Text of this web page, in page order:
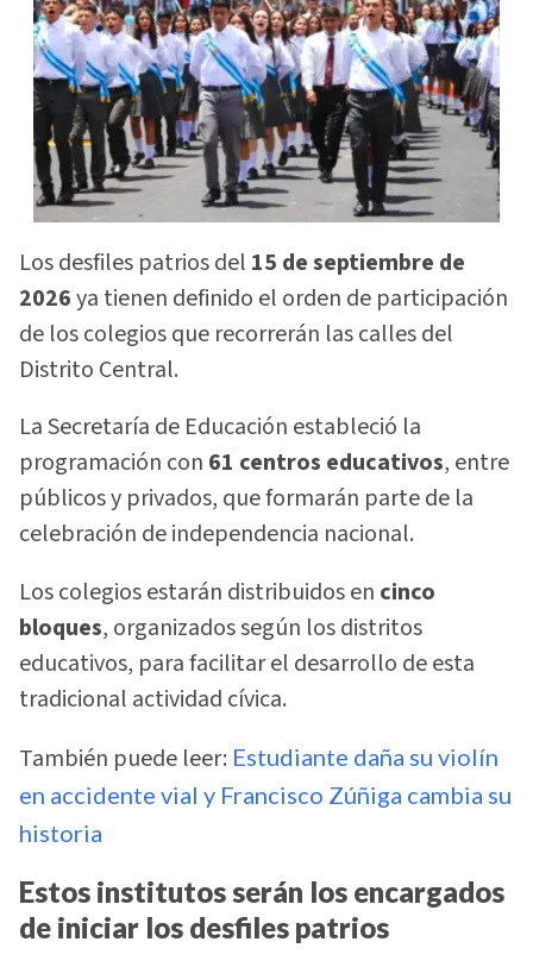
Los desfiles patrios del 15 de septiembre de
2026ya tienen definido el orden de participación
de los colegios que recorrerán las calles del
Distrito Central.
La Secretaría de Educación estableció la
programación con 61 centros educativos, entre
públicos y privados, que formarán parte de la
celebración de independencia nacional.
Los colegios estarán distribuidos en cinco
bloques, organizados según los distritos
educativos, para facilitar el desarrollo de esta
tradicional actividad cívica.
También puede leer: Estudiante daña su violín
en accidente vial y Francisco Zúñiga cambia su
historia
Estos institutos serán los encargados
de iniciar los desfiles patrios